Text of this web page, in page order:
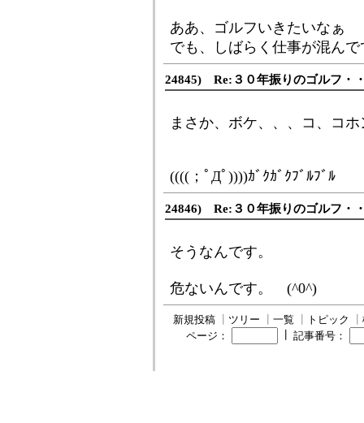
ああ、ゴルフいきたいなぁ
でも、しばらく仕事が混ん
24845) Re:３０年振りのゴルフ・
まさか、ボケ、、、コ、コ
((((；ﾟДﾟ))))ｶﾞｸｶﾞｸﾌﾞﾙﾌﾞﾙ
24846) Re:３０年振りのゴルフ・
そうなんです。
危ないんです。 (^0^)
新規投稿 ツリー 一覧 トピック
ページ：
記事番号：